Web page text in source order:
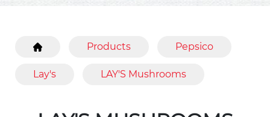
Products Pepsico
Lay's LAY'S Mushrooms